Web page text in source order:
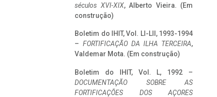
séculos XVI-XIX, Alberto Vieira. (Em
construção)
Boletim do IHIT, Vol. LI-LII, 1993-1994
– FORTIFICAÇÃO DA ILHA TERCEIRA,
Valdemar Mota. (Em construção)
Boletim do IHIT, Vol. L, 1992 –
DOCUMENTAÇÃO SOBRE AS
FORTIFICAÇÕES DOS AÇORES